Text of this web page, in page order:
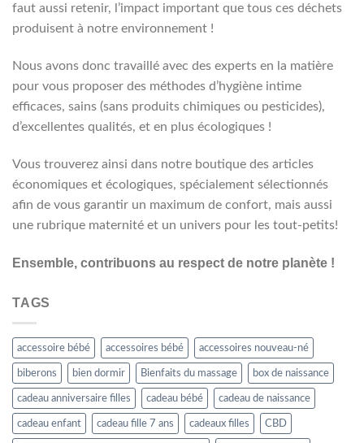
faut aussi retenir, l’impact important que tous ces déchets
produisent à notre environnement !
Nous avons donc travaillé avec des experts en la matière
pour vous proposer des méthodes d’hygiène intime
efficaces, sains (sans produits chimiques ou pesticides),
d’excellentes qualités, et en plus écologiques !
Vous trouverez ainsi dans notre boutique des articles
économiques et écologiques, spécialement sélectionnés
afin de vous garantir un maximum de confort, mais aussi
une rubrique maternité et un univers pour les tout-petits!
Ensemble, contribuons au respect de notre planète !
TAGS
accessoire bébé accessoires bébé accessoires nouveau-né
biberons bien dormir Bienfaits du massage box de naissance
cadeau anniversaire filles cadeau bébé cadeau de naissance
cadeau enfant cadeau fille 7 ans cadeaux filles CBD